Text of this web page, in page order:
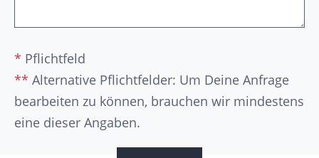
* Pflichtfeld
** Alternative Pflichtfelder: Um Deine Anfrage
bearbeiten zu können, brauchen wir mindestens
eine dieser Angaben.